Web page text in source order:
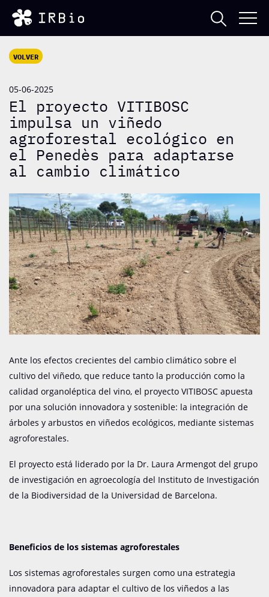
VOLVER
05-06-2025
El proyecto VITIBOSC
impulsa un viñedo
agroforestal ecológico en
el Penedès para adaptarse
al cambio climático
Ante los efectos crecientes del cambio climático sobre el
cultivo del viñedo, que reduce tanto la producción como la
calidad organoléptica del vino, el proyecto VITIBOSC apuesta
por una solución innovadora y sostenible: la integración de
árboles y arbustos en viñedos ecológicos, mediante sistemas
agroforestales.
El proyecto está liderado por la Dr. Laura Armengot del grupo
de investigación en agroecología del Instituto de Investigación
de la Biodiversidad de la Universidad de Barcelona.
Beneficios de los sistemas agroforestales
Los sistemas agroforestales surgen como una estrategia
innovadora para adaptar el cultivo de los viñedos a las